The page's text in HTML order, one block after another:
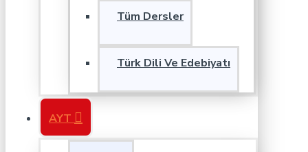
Tüm Dersler
Türk Dili Ve Edebiyatı
AYT